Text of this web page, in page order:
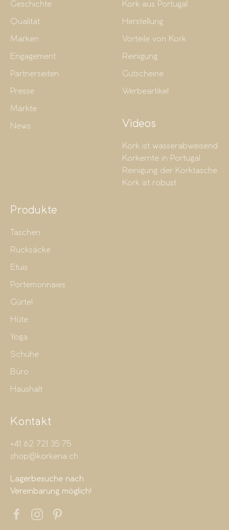
Geschichte
Qualität
Marken
Engagement
Partnerseiten
Presse
Märkte
News
Kork aus Portugal
Herstellung
Vorteile von Kork
Reinigung
Gutscheine
Werbeartikel
Videos
Kork ist wasserabweisend
Korkernte in Portugal
Reinigung der Korktasche
Kork ist robust
Produkte
Taschen
Rucksäcke
Etuis
Portemonnaies
Gürtel
Hüte
Yoga
Schuhe
Büro
Haushalt
Kontakt
+41 62 721 35 75
shop@korkeria.ch
Lagerbesuche nach
Vereinbarung möglich!